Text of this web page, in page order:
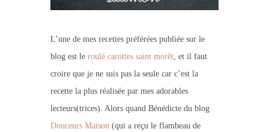
L’une de mes recettes préférées publiée sur le
blog est le roulé carottes saint morêt, et il faut
croire que je ne suis pas la seule car c’est la
recette la plus réalisée par mes adorables
lecteurs(trices). Alors quand Bénédicte du blog
Douceurs Maison (qui a reçu le flambeau de